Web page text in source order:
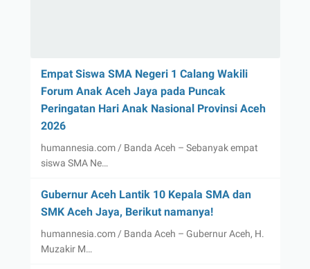
Empat Siswa SMA Negeri 1 Calang Wakili
Forum Anak Aceh Jaya pada Puncak
Peringatan Hari Anak Nasional Provinsi Aceh
2026
humannesia.com / Banda Aceh – Sebanyak empat
siswa SMA Ne…
Gubernur Aceh Lantik 10 Kepala SMA dan
SMK Aceh Jaya, Berikut namanya!
humannesia.com / Banda Aceh – Gubernur Aceh, H.
Muzakir M…